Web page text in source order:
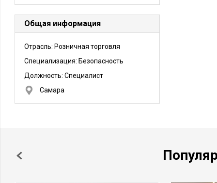
Общая информация
Отрасль: Розничная торговля
Специализация: Безопасность
Должность: Специалист
Самара